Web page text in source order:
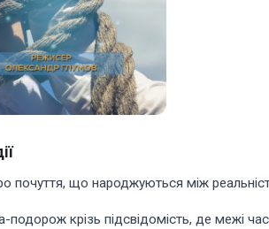
почуття, що народжуються між
подорож крізь підсвідомість, де межі